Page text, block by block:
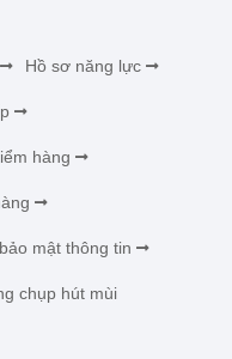
Hồ sơ năng lực
hàng
mật thông tin
chụp hút mùi